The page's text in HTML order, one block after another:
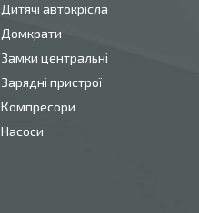
Дитячі автокрісла
Домкрати
Замки центральні
Зарядні пристрої
Компресори
Насоси